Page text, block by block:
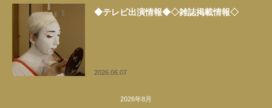
◆テレビ出演情報◆◇雑誌掲載情報◇
2026.06.07
2026年8月